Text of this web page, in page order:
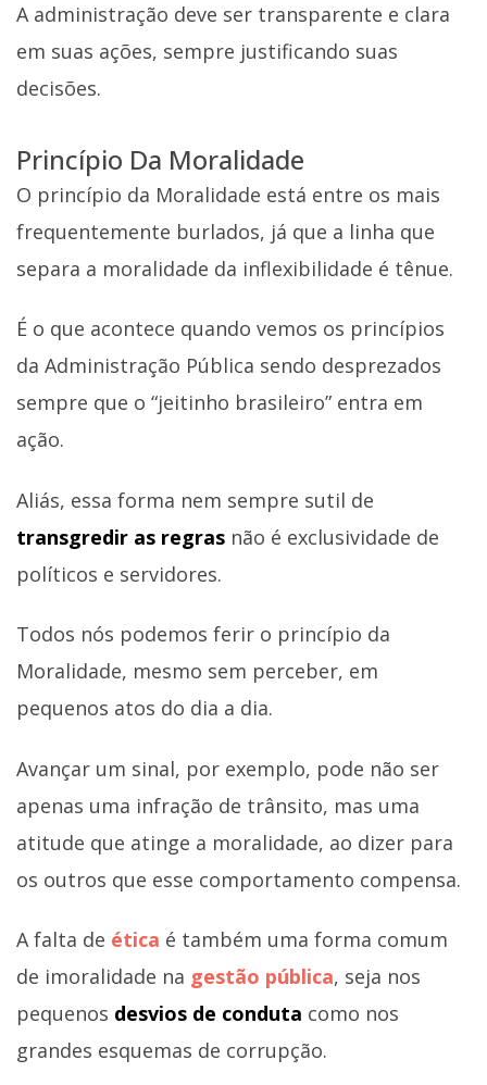
A administração deve ser transparente e clara
em suas ações, sempre justificando suas
decisões.
Princípio Da Moralidade
O princípio da Moralidade está entre os mais
frequentemente burlados, já que a linha que
separa a moralidade da inflexibilidade é tênue.
É o que acontece quando vemos os princípios
da Administração Pública sendo desprezados
sempre que o “jeitinho brasileiro” entra em
ação.
Aliás, essa forma nem sempre sutil de
transgredir as regras não é exclusividade de
políticos e servidores.
Todos nós podemos ferir o princípio da
Moralidade, mesmo sem perceber, em
pequenos atos do dia a dia.
Avançar um sinal, por exemplo, pode não ser
apenas uma infração de trânsito, mas uma
atitude que atinge a moralidade, ao dizer para
os outros que esse comportamento compensa.
A falta de ética é também uma forma comum
de imoralidade na gestão pública, seja nos
pequenos desvios de conduta como nos
grandes esquemas de corrupção.